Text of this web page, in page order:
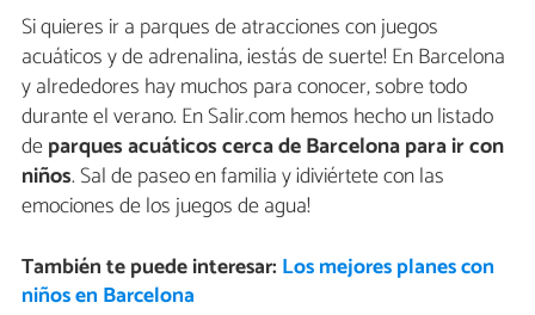
Si quieres ir a parques de atracciones con juegos
acuáticos y de adrenalina, ¡estás de suerte! En Barcelona
y alrededores hay muchos para conocer, sobre todo
durante el verano. En Salir.com hemos hecho un listado
deparques acuáticos cerca de Barcelona para ir con
niños. Sal de paseo en familia y ¡diviértete con las
emociones de los juegos de agua!
También te puede interesar: Los mejores planes con
niños en Barcelona